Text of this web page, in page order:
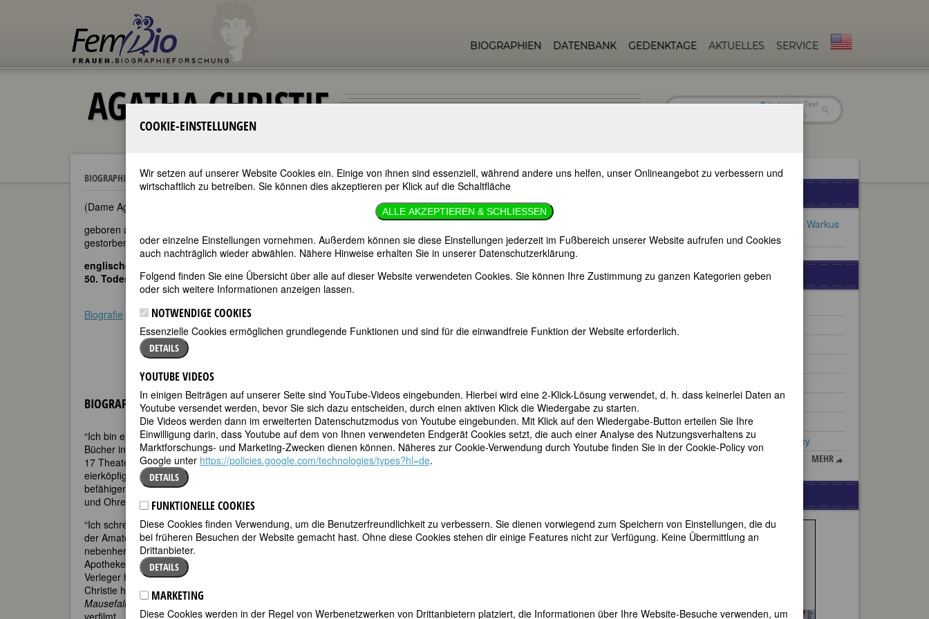
BIOGRAPHIEN DATENBANK GEDENKTAGE AKTUELLES SERVICE
AGATHA CHRISTIE
im ganzen Text
nur in Titeln
BIOGRAPHIEN Agatha Christie
(Dame Agatha Mary Clarissa Christie, Lady Mallowan, DBE, geb. Miller)
geboren am 15. September 1890 in Torquay
gestorben am 12. Januar 1976 in Wallingford, Oxfordshire
englische Schriftstellerin
50. Todestag am 12. Januar 2026
Biografie Zitate•Weblinks• Literatur & Quellen
BIOGRAFIE
teilen
tweet
“Ich bin eine ganz normale, erfolgreiche, schwer arbeitende Schriftstellerin… Die Leute sollten sich für die
Bücher interessieren und nicht für deren Autoren…” 85 Romane, viele Kurzgeschichten und Hörspiele,
17 Theaterstücke hat sie geschrieben. Berühmt machten sie zwei Figuren: ein eitler, pedantischer,
eierköpfiger Herr mit großem Schnurrbart, dessen “kleine grauen Zellen” ihn zu messerscharfer Logik
befähigen, und eine weißhaarige alte Dame von enormer Beobachtungsgabe, deren neugierigen Augen
und Ohren so leicht nichts verborgen bleibt - Hercule Poirot und Miss Jane Marple.
“Ich schreibe Bücher, die sich verkaufen lassen, und ich hoffe, daß die Leute sie gerne lesen…” Als 1930 der erste Roman mit
der Amateurdetektivin Miss Marple erschien, war ihre Schöpferin längst nicht mehr die Amateurin, die ihren ersten Krimi so
nebenher zur eigenen Entspannung geschrieben hatte, als sie im Ersten Weltkrieg als Krankenschwester und
Apothekenhelferin arbeitete. Dieser erste Roman, schon mit Hercule Poirot als Helden, erschien erst 1920, denn sechs
Verleger hatten ihn abgelehnt. Diese Entscheidung werden die Herren bitter bereut haben, denn erfolgreicher als Agatha
Christie hat keine mehr gemordet. Ihre Weltauflage wird auf 500 Millionen Exemplare geschätzt; ihr Theaterstück
Mausefalle
wurde über 20 Jahre lang Abend für Abend auf einer Londoner Bühne gespielt, und viele ihrer Bücher wurden
verfilmt.
FemBiografien von Brigitte Warkus
(1944-2005)
WEITERE BIOGRAPHIEN
June Jordan
Milva
Lulu von Strauß und Torney
MEHR
COOKIE-EINSTELLUNGEN
Wir setzen auf unserer Website Cookies ein. Einige von ihnen sind essenziell, während andere uns helfen, unser Onlineangebot zu verbessern und
wirtschaftlich zu betreiben. Sie können dies akzeptieren per Klick auf die Schaltfläche
ALLE AKZEPTIEREN & SCHLIESSEN
oder einzelne Einstellungen vornehmen. Außerdem können sie diese Einstellungen jederzeit im Fußbereich unserer Website aufrufen und Cookies
auch nachträglich wieder abwählen. Nähere Hinweise erhalten Sie in unserer Datenschutzerklärung.
Folgend finden Sie eine Übersicht über alle auf dieser Website verwendeten Cookies. Sie können Ihre Zustimmung zu ganzen Kategorien geben
oder sich weitere Informationen anzeigen lassen.
NOTWENDIGE COOKIES
Essenzielle Cookies ermöglichen grundlegende Funktionen und sind für die einwandfreie Funktion der Website erforderlich.
DETAILS
YOUTUBE VIDEOS
In einigen Beiträgen auf unserer Seite sind YouTube-Videos eingebunden. Hierbei wird eine 2-Klick-Lösung verwendet, d. h. dass keinerlei Daten an
Youtube versendet werden, bevor Sie sich dazu entscheiden, durch einen aktiven Klick die Wiedergabe zu starten.
Die Videos werden dann im erweiterten Datenschutzmodus von Youtube eingebunden. Mit Klick auf den Wiedergabe-Button erteilen Sie Ihre
Einwilligung darin, dass Youtube auf dem von Ihnen verwendeten Endgerät Cookies setzt, die auch einer Analyse des Nutzungsverhaltens zu
Marktforschungs- und Marketing-Zwecken dienen können. Näheres zur Cookie-Verwendung durch Youtube finden Sie in der Cookie-Policy von
Google unter https://policies.google.com/technologies/types?hl=de.
DETAILS
FUNKTIONELLE COOKIES
Diese Cookies finden Verwendung, um die Benutzerfreundlichkeit zu verbessern. Sie dienen vorwiegend zum Speichern von Einstellungen, die du
bei früheren Besuchen der Website gemacht hast. Ohne diese Cookies stehen dir einige Features nicht zur Verfügung. Keine Übermittlung an
Drittanbieter.
DETAILS
MARKETING
Diese Cookies werden in der Regel von Werbenetzwerken von Drittanbietern platziert, die Informationen über Ihre Website-Besuche verwenden, um